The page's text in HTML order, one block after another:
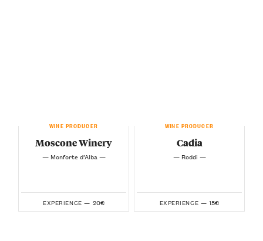
WINE PRODUCER
Moscone Winery
— Monforte d’Alba —
EXPERIENCE — 20€
WINE PRODUCER
Cadia
— Roddi —
EXPERIENCE — 15€